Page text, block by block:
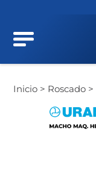
Inicio > Roscado >